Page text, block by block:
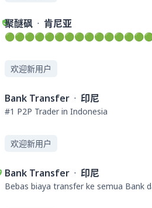
聚醚砜 · 肯尼亚
欢迎新用户
Bank Transfer · 印尼
#1 P2P Trader in Indonesia
欢迎新用户
Bank Transfer · 印尼
Bebas biaya transfer ke semua Bank